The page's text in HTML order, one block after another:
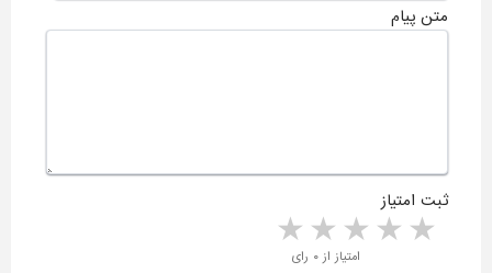
متن پیام
ثبت امتیاز
4 stars 3 stars 2 stars 1 star امتیاز از ۰ رای